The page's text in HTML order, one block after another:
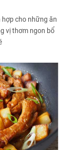
hợp cho những ăn
vị thơm ngon bổ